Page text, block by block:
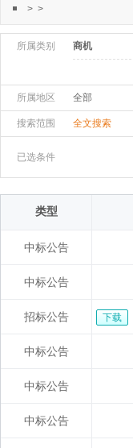
> >
所属类别 商机
所属地区 全部
搜索范围 全文搜索
已选条件
类型
中标公告
中标公告
招标公告 下载
中标公告
中标公告
中标公告